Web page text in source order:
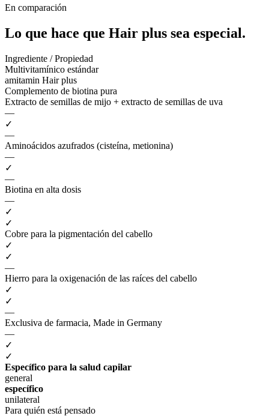
En comparación
Lo que hace que Hair plus sea especial.
Ingrediente / Propiedad
Multivitamínico estándar
amitamin Hair plus
Complemento de biotina pura
Extracto de semillas de mijo + extracto de semillas de uva
—
✓
—
Aminoácidos azufrados (cisteína, metionina)
—
✓
—
Biotina en alta dosis
—
✓
✓
Cobre para la pigmentación del cabello
✓
✓
—
Hierro para la oxigenación de las raíces del cabello
✓
✓
—
Exclusiva de farmacia, Made in Germany
—
✓
✓
Específico para la salud capilar
general
específico
unilateral
Para quién está pensado